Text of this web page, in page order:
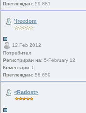
Преглеждан: 59 881
'freedom
12 Feb 2012
Потребител
Регистриран на: 5-February 12
Коментари: 0
Преглеждан: 58 659
<Radost>